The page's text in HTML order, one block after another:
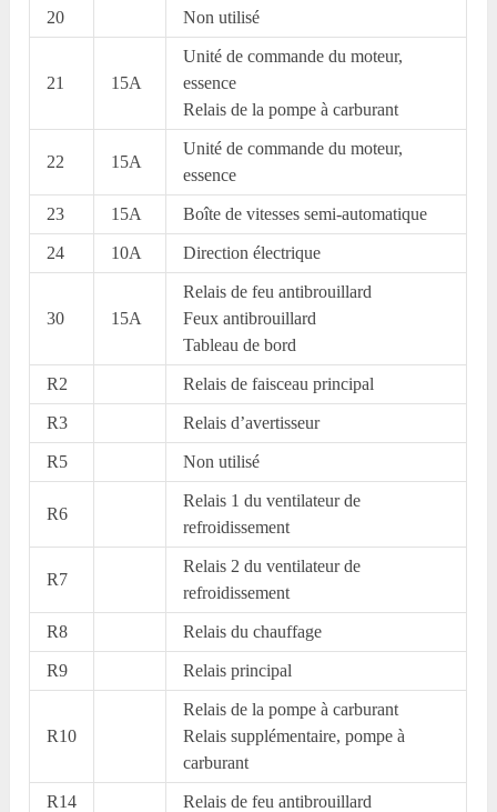
20 Non utilisé
21 15A
Unité de commande du moteur,
essence
Relais de la pompe à carburant
22 15A
Unité de commande du moteur,
essence
23 15A Boîte de vitesses semi-automatique
24 10A Direction électrique
30 15A
Relais de feu antibrouillard
Feux antibrouillard
Tableau de bord
R2 Relais de faisceau principal
R3 Relais d’avertisseur
R5 Non utilisé
R6
Relais 1 du ventilateur de
refroidissement
R7
Relais 2 du ventilateur de
refroidissement
R8 Relais du chauffage
R9 Relais principal
R10
Relais de la pompe à carburant
Relais supplémentaire, pompe à
carburant
R14 Relais de feu antibrouillard